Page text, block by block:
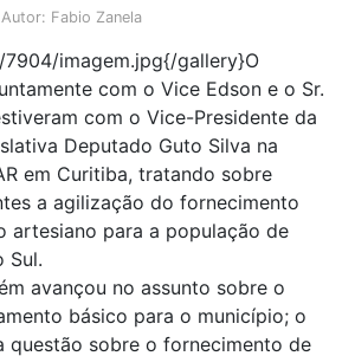
Fabio Zanela
imagem.jpg{/gallery}O
com o Vice Edson e o Sr.
com o Vice-Presidente da
Deputado Guto Silva na
em Curitiba, tratando sobre
a agilização do fornecimento
artesiano para a população de
Sul.
avançou no assunto sobre o
básico para o município; o
questão sobre o fornecimento de